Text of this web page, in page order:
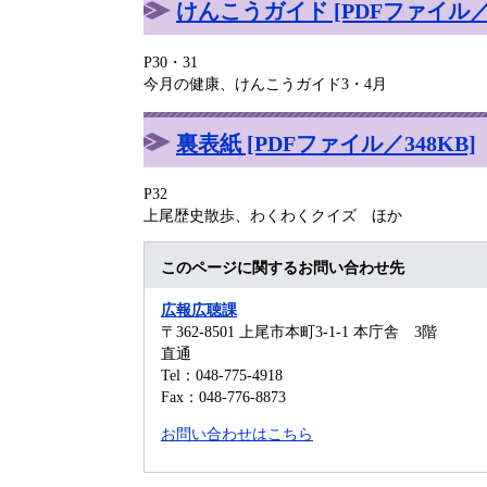
けんこうガイド [PDFファイル
P30・31
今月の健康、けんこうガイド3・4月
裏表紙 [PDFファイル／348KB]
P32
上尾歴史散歩、わくわくクイズ ほか
このページに関するお問い合わせ先
広報広聴課
〒362-8501
上尾市本町3-1-1 本庁舎 3階
直通
Tel：048-775-4918
Fax：048-776-8873
お問い合わせはこちら